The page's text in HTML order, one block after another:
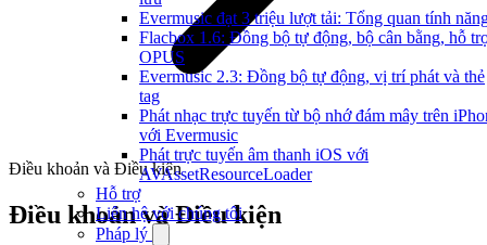
Evermusic đạt 3 triệu lượt tải: Tổng quan tính
Flacbox 1.6: Đồng bộ tự động, bộ cân bằng, hỗ
OPUS
Evermusic 2.3: Đồng bộ tự động, vị trí phát và thẻ
tag
Phát nhạc trực tuyến từ bộ nhớ đám mây trên
với Evermusic
Phát trực tuyến âm thanh iOS với
AVAssetResourceLoader
Hỗ trợ
Liên hệ với chúng tôi
Pháp lý
Điều khoản và Điều kiện
Điều khoản và Điều kiện